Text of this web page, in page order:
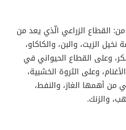
القطاع الزراعي الّذي يعد من
نخيل الزيت، والبن، والكاكاو،
وعلى القطاع الحيواني في
وعلى الثروة الخشبية،
من أهمها الغاز، والنفط،
والزنك.